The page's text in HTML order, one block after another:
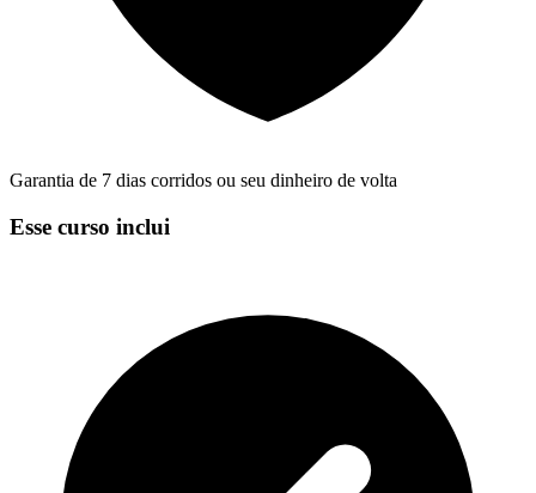
Garantia de 7 dias corridos ou seu dinheiro de volta
Esse curso inclui